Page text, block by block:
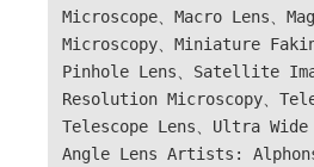
Microscope、Macro Lens、
Microscopy、Miniature Faking
Pinhole Lens、Satellite
Resolution Microscopy、
Telescope Lens、Ultra Wide
Angle Lens Artists: